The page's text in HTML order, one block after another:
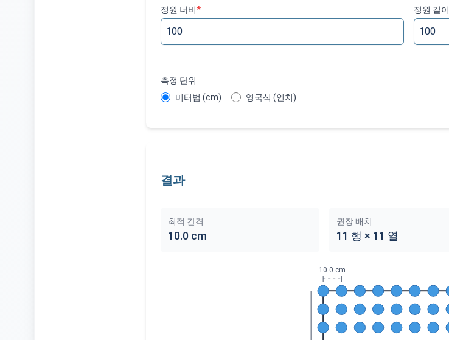
정원 너비* 정원 길이
측정 단위
미터법 (cm)
영국식 (인치)
결과
최적 간격
10.0 cm
권장 배치
11 행 × 11 열
10.0 cm